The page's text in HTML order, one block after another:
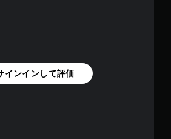
インインして評価